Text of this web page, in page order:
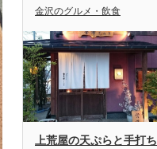
金沢のグルメ・飲食
上荒屋の天ぷらと手打ち